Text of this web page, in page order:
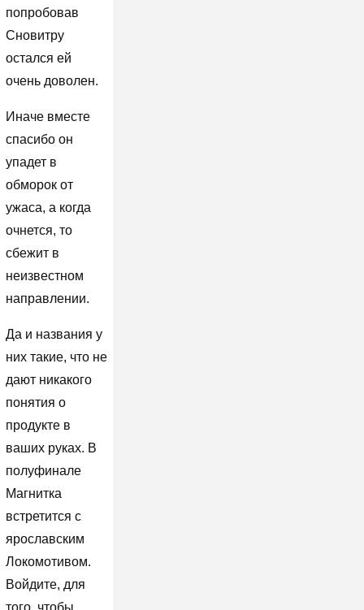
попробовав
Сновитру
остался ей
очень доволен.
Иначе вместе
спасибо он
упадет в
обморок от
ужаса, а когда
очнется, то
сбежит в
неизвестном
направлении.
Да и названия у
них такие, что не
дают никакого
понятия о
продукте в
ваших руках. В
полуфинале
Магнитка
встретится с
ярославским
Локомотивом.
Войдите, для
того, чтобы